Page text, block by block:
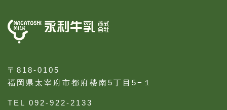
〒818-0105
福岡県太宰府市都府楼南5丁目5−１
TEL 092-922-2133